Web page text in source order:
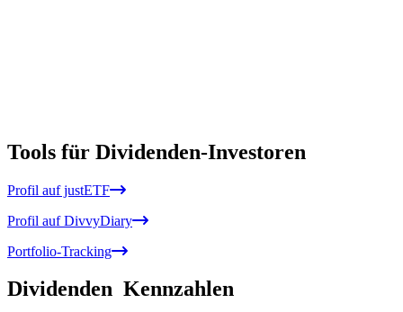
Tools für Dividenden-Investoren
Profil auf justETF
Profil auf DivvyDiary
Portfolio-Tracking
Dividenden Kennzahlen